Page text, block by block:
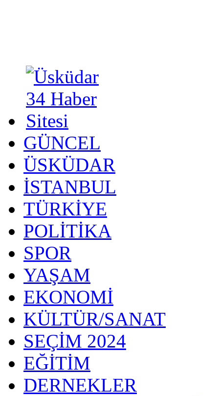
GÜNCEL
ÜSKÜDAR
İSTANBUL
TÜRKİYE
POLİTİKA
SPOR
YAŞAM
EKONOMİ
KÜLTÜR/SANAT
SEÇİM 2024
EĞİTİM
DERNEKLER